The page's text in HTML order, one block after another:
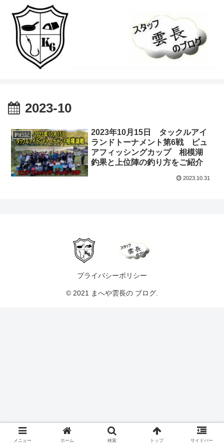
2023-10
釣行記
2023年10月15日 タックルアイ
ランドトーナメント第6戦 ピュ
アフィッシングカップ 相模湖
釣果と上位陣の釣り方をご紹介
2023.10.31
プライバシーポリシー
© 2021 まへや雲長の ブログ.
メニュー ホーム 検索 トップ サイドバー